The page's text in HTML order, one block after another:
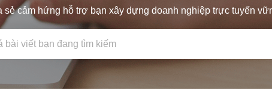
sẻ cảm hứng hỗ trợ bạn xây dựng doanh nghiệp trực tuyến